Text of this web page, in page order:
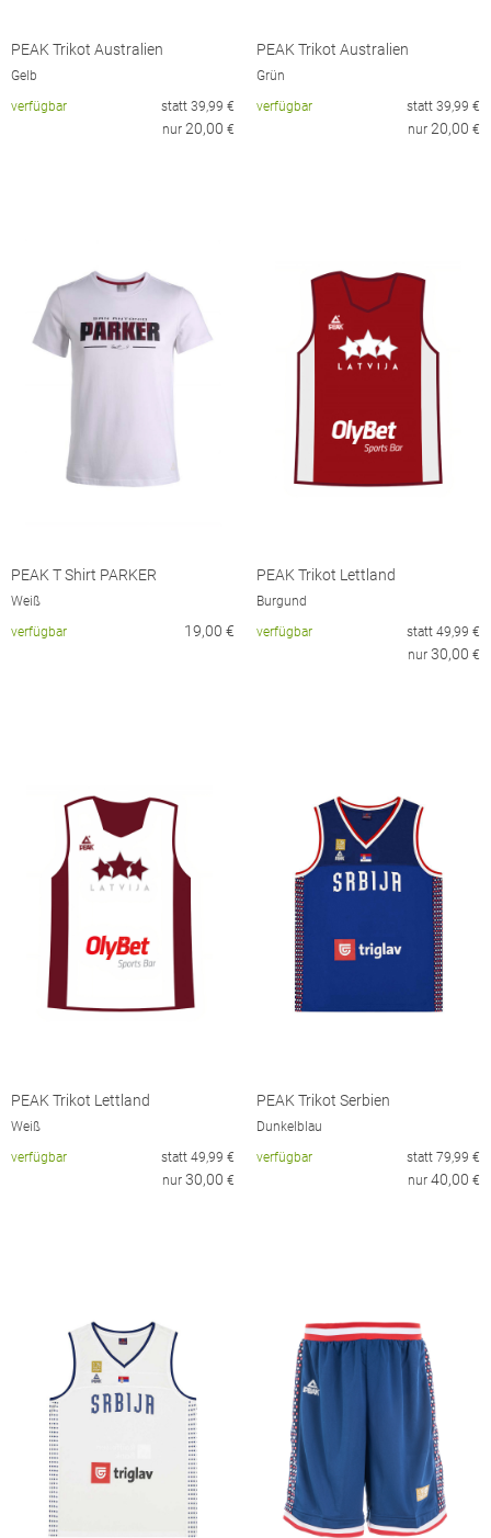
PEAK Trikot Australien
Gelb
verfügbar
statt 39,99 €
nur 20,00 €
PEAK Trikot Australien
Grün
verfügbar
statt 39,99 €
nur 20,00 €
PEAK T Shirt PARKER
Weiß
verfügbar
19,00 €
PEAK Trikot Lettland
Burgund
verfügbar
statt 49,99 €
nur 30,00 €
PEAK Trikot Lettland
Weiß
verfügbar
statt 49,99 €
nur 30,00 €
PEAK Trikot Serbien
Dunkelblau
verfügbar
statt 79,99 €
nur 40,00 €